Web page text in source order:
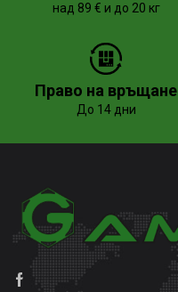
над 89 € и до 20 кг
Право на връщане
До 14 дни